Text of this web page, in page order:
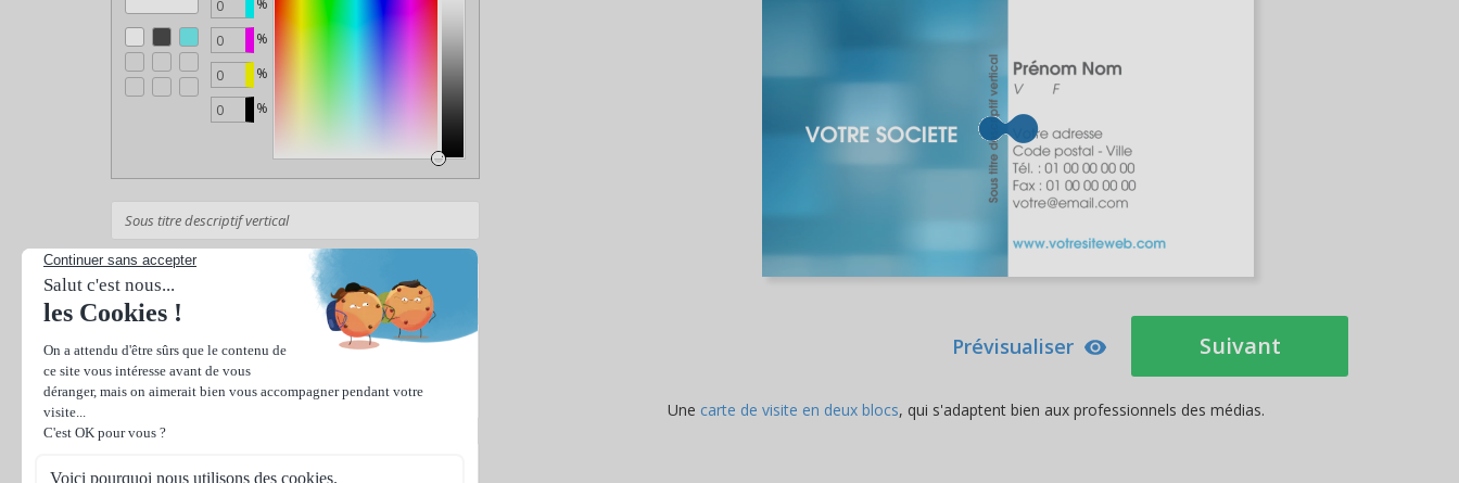
%
%
%
%
Prévisualiser Suivant
Une carte de visite en deux blocs, qui s'adaptent bien aux professionnels des médias.